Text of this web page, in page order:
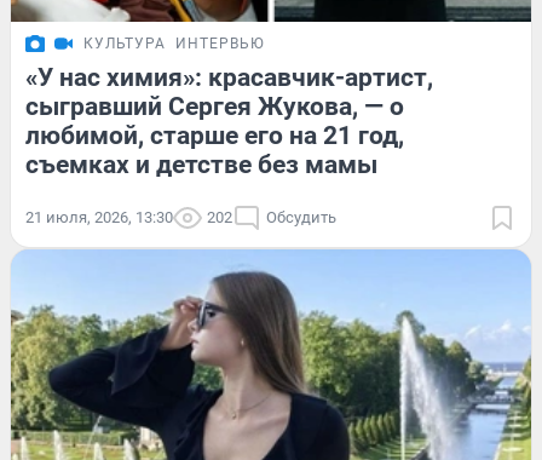
КУЛЬТУРА ИНТЕРВЬЮ
«У нас химия»: красавчик-артист,
сыгравший Сергея Жукова, — о
любимой, старше его на 21 год,
съемках и детстве без мамы
21 июля, 2026, 13:30 202 Обсудить